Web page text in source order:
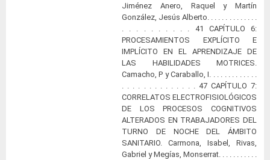
Jiménez Anero, Raquel y Martín
González, Jesús Alberto. . . . . . . . . . . . . .
. . . . . . . . . . 41 CAPÍTULO 6:
PROCESAMIENTOS EXPLÍCITO E
IMPLÍCITO EN EL APRENDIZAJE DE
LAS HABILIDADES MOTRICES.
Camacho, P y Caraballo, I. . . . . . . . . . . . .
. . . . . . . . . . . . . . 47 CAPÍTULO 7:
CORRELATOS ELECTROFISIOLÓGICOS
DE LOS PROCESOS COGNITIVOS
ALTERADOS EN TRABAJADORES DEL
TURNO DE NOCHE DEL ÁMBITO
SANITARIO. Carmona, Isabel, Rivas,
Gabriel y Megías, Monserrat. . . . . . . . . . .